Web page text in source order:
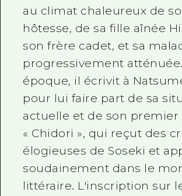
au climat chaleureux de
hôtesse, de sa fille aînée
son frère cadet, et sa
progressivement
époque, il écrivit à
pour lui faire part de sa
actuelle et de son premier
« Chidori », qui reçut des
élogieuses de Soseki et
soudainement dans le
littéraire. L'inscription sur